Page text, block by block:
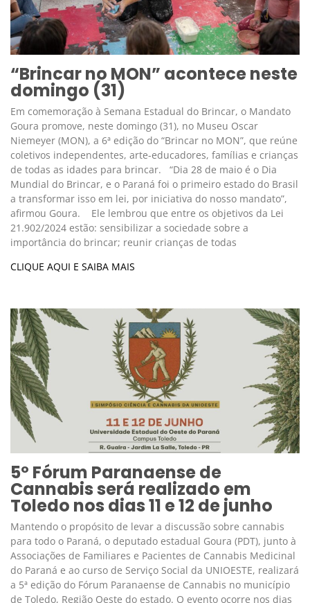
“Brincar no MON” acontece neste
domingo (31)
Em comemoração à Semana Estadual do Brincar, o Mandato
Goura promove, neste domingo (31), no Museu Oscar
Niemeyer (MON), a 6ª edição do “Brincar no MON”, que reúne
coletivos independentes, arte-educadores, famílias e crianças
de todas as idades para brincar. “Dia 28 de maio é o Dia
Mundial do Brincar, e o Paraná foi o primeiro estado do Brasil
a transformar isso em lei, por iniciativa do nosso mandato”,
afirmou Goura. Ele lembrou que entre os objetivos da Lei
21.902/2024 estão: sensibilizar a sociedade sobre a
importância do brincar; reunir crianças de todas
CLIQUE AQUI E SAIBA MAIS
5º Fórum Paranaense de
Cannabis será realizado em
Toledo nos dias 11 e 12 de junho
Mantendo o propósito de levar a discussão sobre cannabis
para todo o Paraná, o deputado estadual Goura (PDT), junto à
Associações de Familiares e Pacientes de Cannabis Medicinal
do Paraná e ao curso de Serviço Social da UNIOESTE, realizará
a 5ª edição do Fórum Paranaense de Cannabis no município
de Toledo, Região Oeste do estado. O evento ocorre nos dias